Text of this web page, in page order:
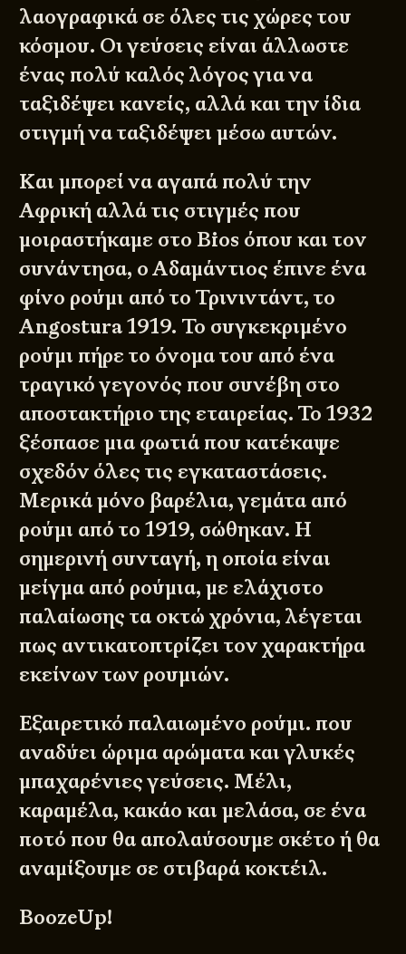
λαογραφικά σε όλες τις χώρες του
κόσμου. Οι γεύσεις είναι άλλωστε
ένας πολύ καλός λόγος για να
ταξιδέψει κανείς, αλλά και την ίδια
στιγμή να ταξιδέψει μέσω αυτών.
Και μπορεί να αγαπά πολύ την
Αφρική αλλά τις στιγμές που
μοιραστήκαμε στο Bios όπου και τον
συνάντησα, ο Αδαμάντιος έπινε ένα
φίνο ρούμι από το Τρινιντάντ, το
Angostura 1919. Το συγκεκριμένο
ρούμι πήρε το όνομα του από ένα
τραγικό γεγονός που συνέβη στο
αποστακτήριο της εταιρείας. Το 1932
ξέσπασε μια φωτιά που κατέκαψε
σχεδόν όλες τις εγκαταστάσεις.
Μερικά μόνο βαρέλια, γεμάτα από
ρούμι από το 1919, σώθηκαν. Η
σημερινή συνταγή, η οποία είναι
μείγμα από ρούμια, με ελάχιστο
παλαίωσης τα οκτώ χρόνια, λέγεται
πως αντικατοπτρίζει τον χαρακτήρα
εκείνων των ρουμιών.
Εξαιρετικό παλαιωμένο ρούμι. που
αναδύει ώριμα αρώματα και γλυκές
μπαχαρένιες γεύσεις. Μέλι,
καραμέλα, κακάο και μελάσα, σε ένα
ποτό που θα απολαύσουμε σκέτο ή θα
αναμίξουμε σε στιβαρά κοκτέιλ.
BoozeUp!